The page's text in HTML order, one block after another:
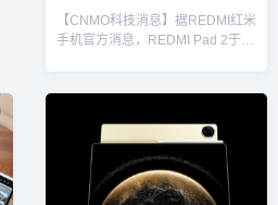
【CNMO科技消息】据REDMI红米
手机官方消息，REDMI Pad 2于今
门级平板，主要面向家庭用户，适
乐等多种场景。根据小米海外官网
信息，REDMI Pad 2配备一块11英
寸2.5K分辨率（2560×1600）
LCD屏幕，支持90Hz刷新率与